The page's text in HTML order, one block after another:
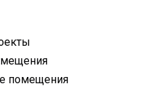
помещения